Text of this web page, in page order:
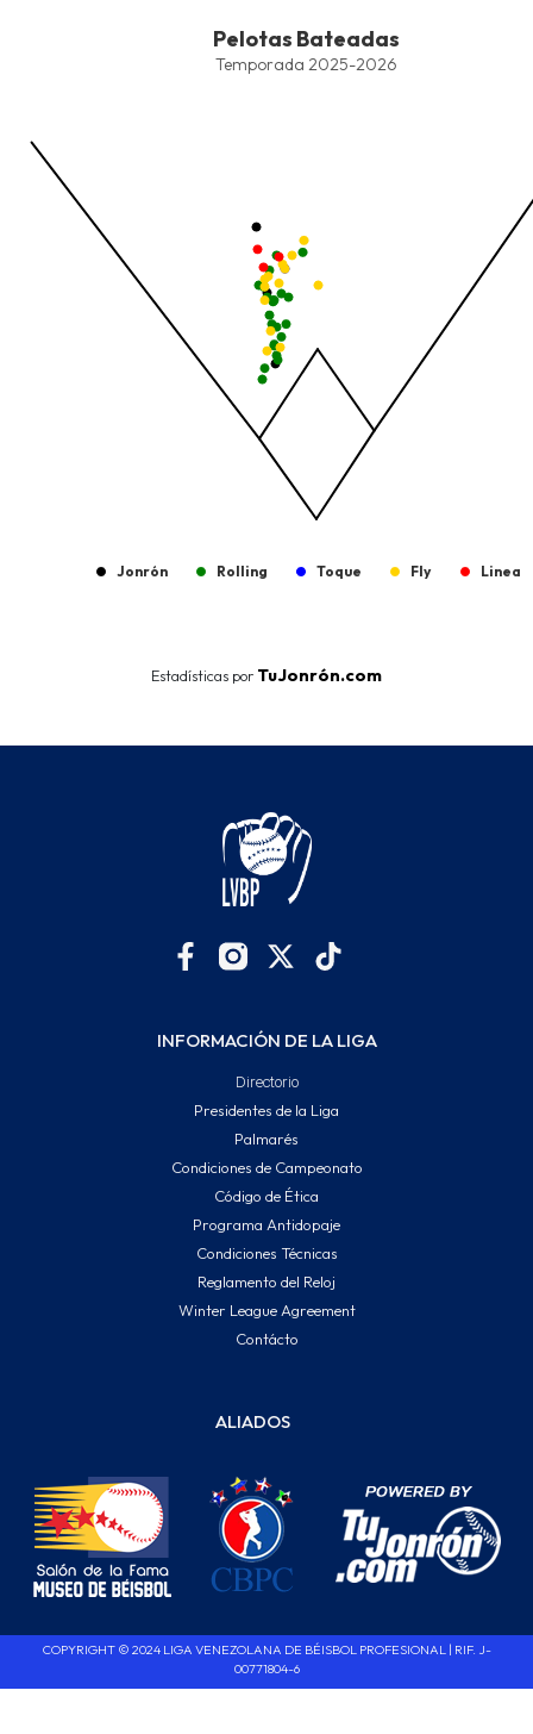
Combination chart with 9 data series.
The chart has 1 X axis displaying values. Data ranges from -
The chart has 1 Y axis displaying values. Data ranges from -
Pelotas Bateadas
Temporada 2025-2026
Jonrón Rolling Toque Fly Linea
Estadísticas por TuJonrón.com
INFORMACIÓN DE LA LIGA
Directorio
Presidentes de la Liga
Palmarés
Condiciones de Campeonato
Código de Ética
Programa Antidopaje
Condiciones Técnicas
Reglamento del Reloj
Winter League Agreement
Contácto
ALIADOS
COPYRIGHT © 2024 LIGA VENEZOLANA DE BÉISBOL PROFESIONAL | RIF. J-
00771804-6